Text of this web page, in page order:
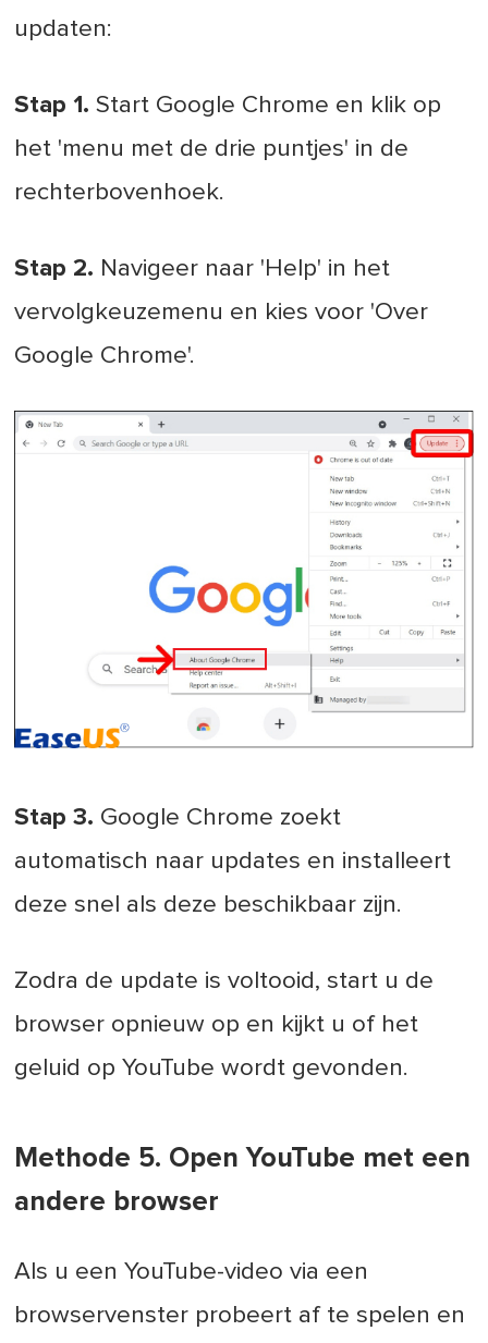
updaten:
Stap 1. Start Google Chrome en klik op
het 'menu met de drie puntjes' in de
rechterbovenhoek.
Stap 2. Navigeer naar 'Help' in het
vervolgkeuzemenu en kies voor 'Over
Google Chrome'.
Stap 3. Google Chrome zoekt
automatisch naar updates en installeert
deze snel als deze beschikbaar zijn.
Zodra de update is voltooid, start u de
browser opnieuw op en kijkt u of het
geluid op YouTube wordt gevonden.
Methode 5. Open YouTube met een
andere browser
Als u een YouTube-video via een
browservenster probeert af te spelen en